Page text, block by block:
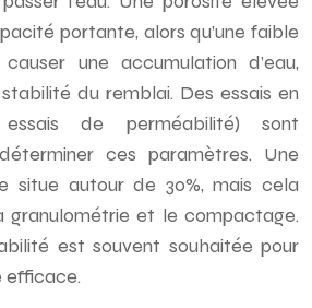
portante, alors qu’une faible
une accumulation d’eau,
du remblai. Des essais en
de perméabilité) sont
ces paramètres. Une
situe autour de 30%, mais cela
granulométrie et le compactage.
est souvent souhaitée pour
efficace.